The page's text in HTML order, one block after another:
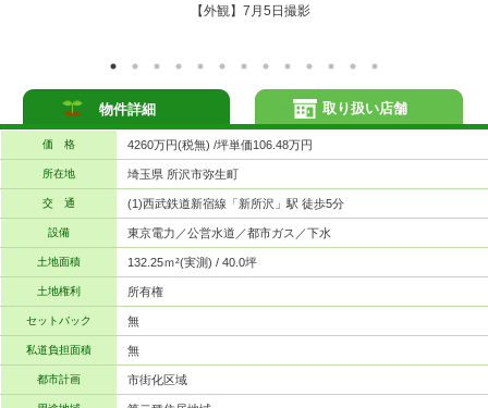
【外観】7月5日撮影
物件詳細
価 格 4260万円(税無) /坪単価106.48万円
所在地 埼玉県 所沢市弥生町
交 通 (1)西武鉄道新宿線「新所沢」駅 徒歩5分
設備 東京電力／公営水道／都市ガス／下水
土地面積 132.25ｍ²(実測) / 40.0坪
土地権利 所有権
セットバック 無
私道負担面積 無
都市計画 市街化区域
取り扱い店舗